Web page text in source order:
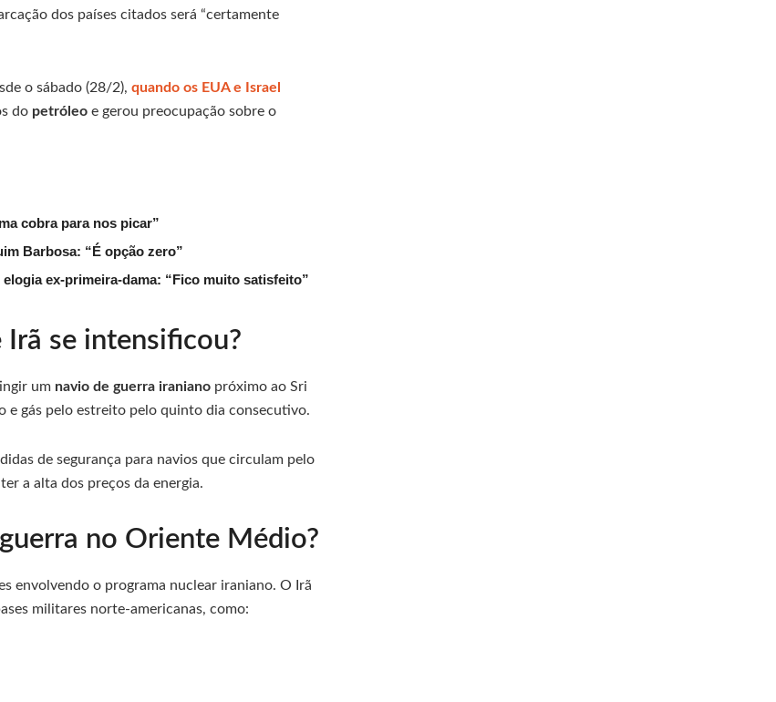
dos países citados será “certamente
o sábado (28/2), quando os EUA e Israel
do petróleo e gerou preocupação sobre o
cobra para nos picar”
Barbosa: “É opção zero”
ex-primeira-dama: “Fico muito satisfeito”
se intensificou?
um navio de guerra iraniano próximo ao Sri
e gás pelo estreito pelo quinto dia consecutivo.
de segurança para navios que circulam pelo
a alta dos preços da energia.
no Oriente Médio?
envolvendo o programa nuclear iraniano. O Irã
militares norte-americanas, como: